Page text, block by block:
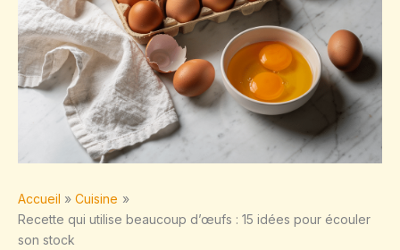
Accueil
Cuisine
Recette qui utilise beaucoup d’œufs : 15 idées pour écouler
son stock